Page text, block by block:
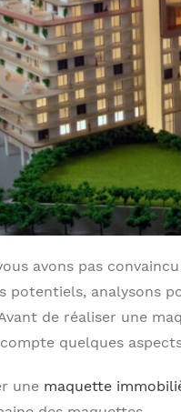
avons pas
potentiels, analysons
de réaliser une
quelques
une maquette